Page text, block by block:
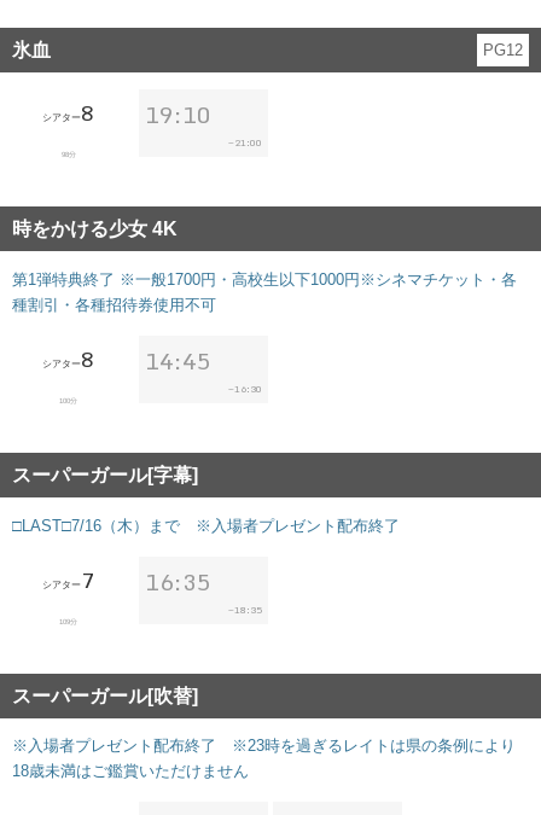
氷血 PG12
シアター8
98分
19:10
~ 21:00
時をかける少女 4K
第1弾特典終了 ※一般1700円・高校生以下1000円※シネマチケット・各
種割引・各種招待券使用不可
シアター8
100分
14:45
~16:30
スーパーガール[字幕]
□LAST□7/16（木）まで ※入場者プレゼント配布終了
シアター 7
109分
16:35
~ 18:35
スーパーガール[吹替]
※入場者プレゼント配布終了 ※23時を過ぎるレイトは県の条例により
18歳未満はご鑑賞いただけません